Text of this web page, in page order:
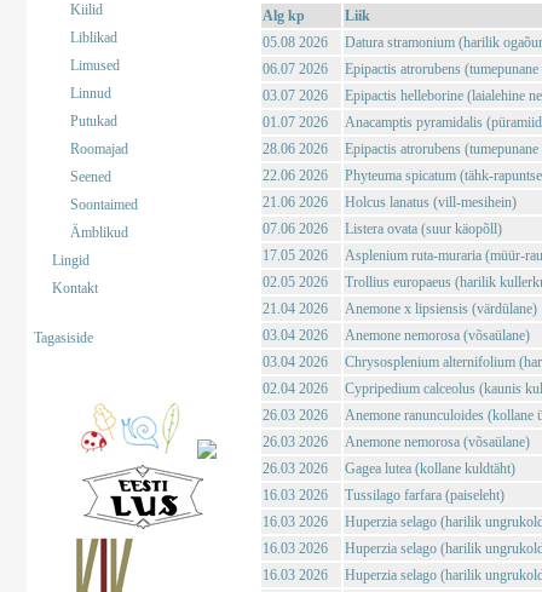
Kiilid
Liblikad
Limused
Linnud
Putukad
Roomajad
Seened
Soontaimed
Ämblikud
Lingid
Kontakt
Tagasiside
Alg kp
Liik
05.08 2026
Datura stramonium (harilik
06.07 2026
Epipactis atrorubens
03.07 2026
Epipactis helleborine (laialehine
01.07 2026
Anacamptis pyramidalis
28.06 2026
Epipactis atrorubens
22.06 2026
Phyteuma spicatum (tähk-
21.06 2026
Holcus lanatus (vill-mesihein)
07.06 2026
Listera ovata (suur käopõll)
17.05 2026
Asplenium ruta-muraria (müür-
02.05 2026
Trollius europaeus (harilik
21.04 2026
Anemone x lipsiensis (värdülane)
03.04 2026
Anemone nemorosa (võsaülane)
03.04 2026
Chrysosplenium alternifolium
02.04 2026
Cypripedium calceolus (kaunis
26.03 2026
Anemone ranunculoides (kollane
26.03 2026
Anemone nemorosa (võsaülane)
26.03 2026
Gagea lutea (kollane kuldtäht)
16.03 2026
Tussilago farfara (paiseleht)
16.03 2026
Huperzia selago (harilik
16.03 2026
Huperzia selago (harilik
16.03 2026
Huperzia selago (harilik